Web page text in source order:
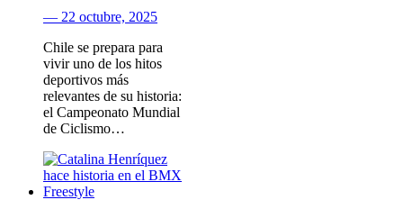
— 22 octubre, 2025
Chile se prepara para
vivir uno de los hitos
deportivos más
relevantes de su historia:
el Campeonato Mundial
de Ciclismo…